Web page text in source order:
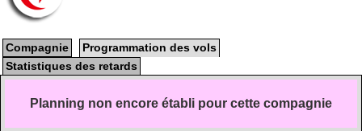
Compagnie
Programmation des vols
Statistiques des retards
Planning non encore établi pour cette compagnie